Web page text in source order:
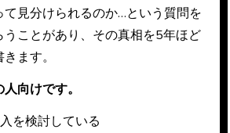
て見分けられるのか…という質問を
うことがあり、その真相を5年ほど
ます。
向けです。
を検討している